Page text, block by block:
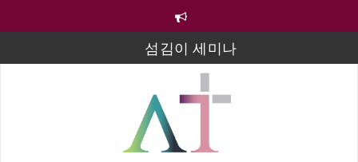
섬김이 세미나
김태희 자매 졸업연주
2023년 어린이 주일 유초등부 발표
라합3 나라 봉헌송